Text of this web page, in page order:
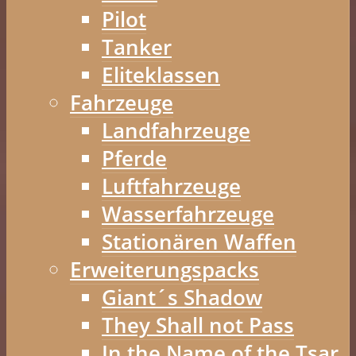
Pilot
Tanker
Eliteklassen
Fahrzeuge
Landfahrzeuge
Pferde
Luftfahrzeuge
Wasserfahrzeuge
Stationären Waffen
Erweiterungspacks
Giant´s Shadow
They Shall not Pass